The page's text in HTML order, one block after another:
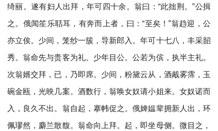
绮丽。遂有妇人出拜，年可四十余。翁曰：“此拙荆。”公揖
之。俄闻笙乐聒耳，有奔而上者，曰：“至矣！”翁趋迎，公
亦立俟。少间，笼纱一簇，导新郎入。年可十七八，丰采韶
秀。翁命先与贵客为礼。少年目公。公若为傧，执半主礼。
次翁婿交拜，已，乃即席。少间，粉黛云从，酒胾雾霈，玉
碗金瓯，光映几案。酒数行，翁唤女奴请小姐来。女奴诺而
入，良久不出。翁自起，搴帏促之。俄婢媪辈拥新人出，环
佩璆然，麝兰散馥。翁命向上拜。起，即坐母侧。微目之，